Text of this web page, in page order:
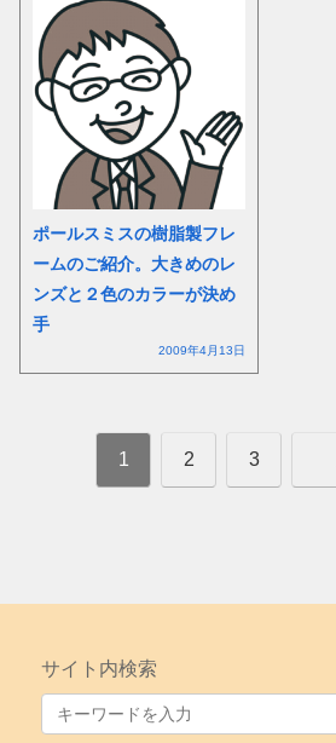
ポールスミスの樹脂製フレ
ームのご紹介。大きめのレ
ンズと２色のカラーが決め
手
2009年4月13日
1 2 3
サイト内検索